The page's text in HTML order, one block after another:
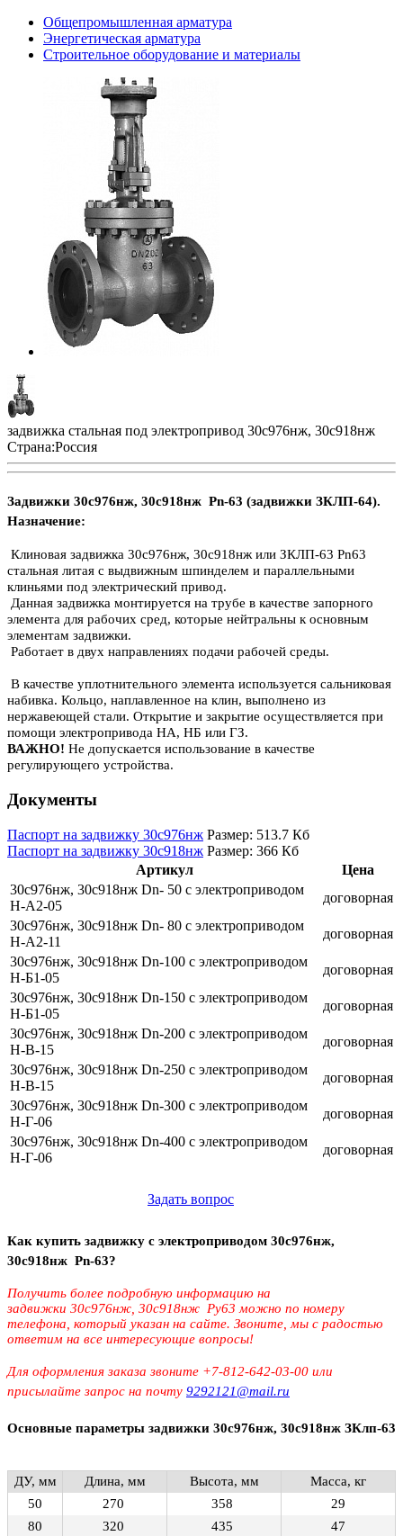
Общепромышленная арматура
Энергетическая арматура
Строительное оборудование и материалы
задвижка стальная под электропривод 30с976нж, 30с918нж
Страна:Россия
Задвижки 30с976нж, 30с918нж Pn-63 (задвижки ЗКЛП-64).
Назначение:
Клиновая задвижка 30с976нж, 30с918нж или ЗКЛП-63 Рn63
стальная литая с выдвижным шпинделем и параллельными
клиньями под электрический привод.
Данная задвижка монтируется на трубе в качестве запорного
элемента для рабочих сред, которые нейтральны к основным
элементам задвижки.
Работает в двух направлениях подачи рабочей среды.
В качестве уплотнительного элемента используется сальниковая
набивка. Кольцо, наплавленное на клин, выполнено из
нержавеющей стали. Открытие и закрытие осуществляется при
помощи электропривода НА, НБ или ГЗ.
ВАЖНО! Не допускается использование в качестве
регулирующего устройства.
Документы
Паспорт на задвижку 30с976нж Размер: 513.7 Кб
Паспорт на задвижку 30с918нж Размер: 366 Кб
Артикул
Цена
30с976нж, 30с918нж Dn- 50 с электроприводом
Н-А2-05
договорная
30с976нж, 30с918нж Dn- 80 с электроприводом
Н-А2-11
договорная
30с976нж, 30с918нж Dn-100 с электроприводом
Н-Б1-05
договорная
30с976нж, 30с918нж Dn-150 с электроприводом
Н-Б1-05
договорная
30с976нж, 30с918нж Dn-200 с электроприводом
Н-В-15
договорная
30с976нж, 30с918нж Dn-250 с электроприводом
Н-В-15
договорная
30с976нж, 30с918нж Dn-300 с электроприводом
Н-Г-06
договорная
30с976нж, 30с918нж Dn-400 с электроприводом
Н-Г-06
договорная
Задать вопрос
Как купить задвижку с электроприводом 30с976нж,
30с918нж Pn-63?
Получить более подробную информацию на
задвижки 30с976нж, 30с918нж Ру63 можно по номеру
телефона, который указан на сайте. Звоните, мы с радостью
ответим на все интересующие вопросы!
Для оформления заказа звоните +7-812-642-03-00 или
присылайте запрос на почту 9292121@mail.ru
Основные параметры задвижки 30с976нж, 30с918нж ЗКлп-63
ДУ, мм Длина, мм Высота, мм
Масса, кг
50
270 358
29
80
320 435 47